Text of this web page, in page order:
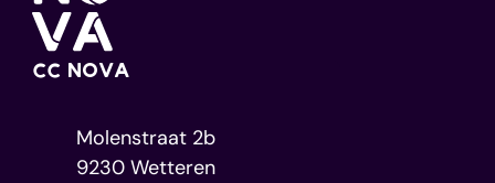
Contact
CC NOVA
AdresMolenstraat 2b
,9230 Wetteren